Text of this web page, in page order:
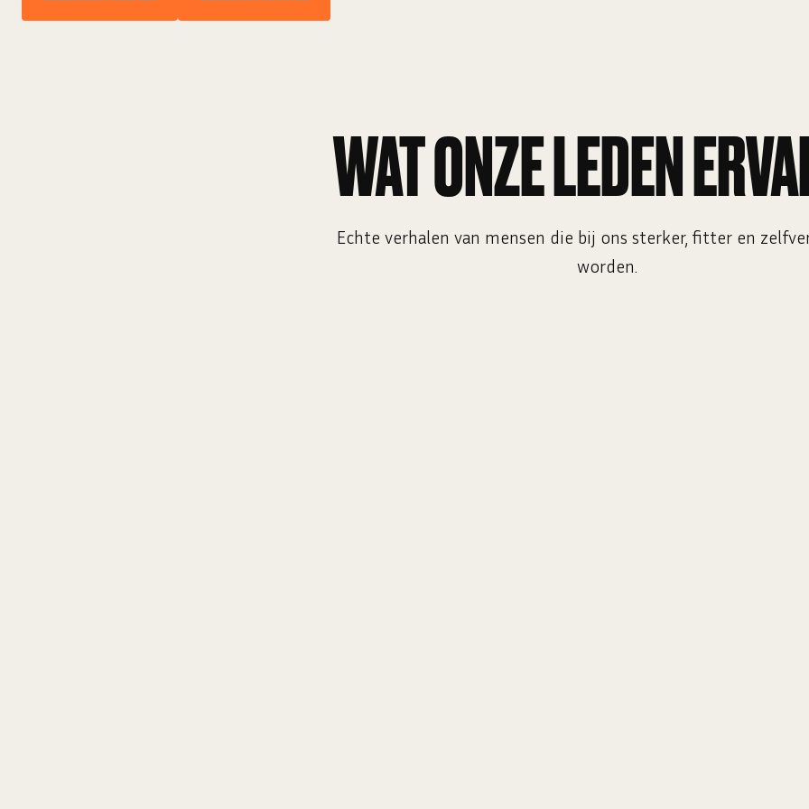
WAT ONZE LEDEN
Echte verhalen van mensen die bij ons sterker, fitter en
worden.